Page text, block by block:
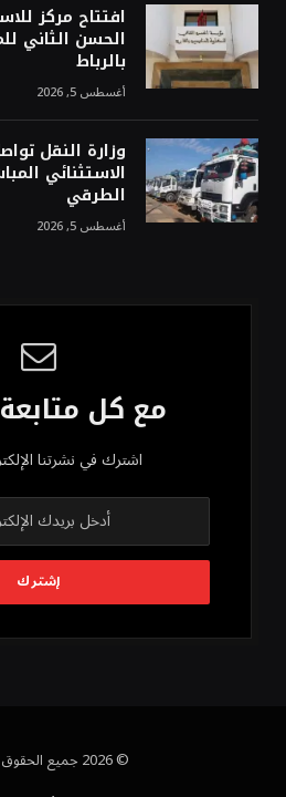
افتتاح مركز
الحسن الثاني
بالرباط
أغسطس 5, 2026
وزارة النقل
الاستثنائي
الطرقي
أغسطس 5, 2026
مع كل
اشترك في نشرتنا
© 2026 جميع الحقوق محفوظة.